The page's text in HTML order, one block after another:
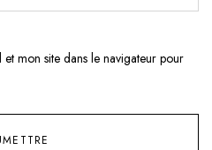
mon site dans le navigateur pour